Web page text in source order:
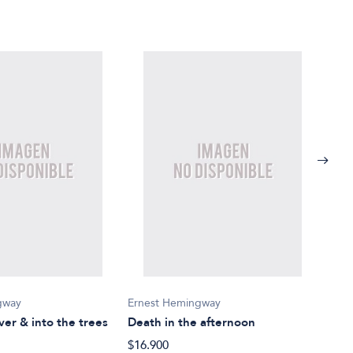
& into the trees
Ernest Hemingway
Death in the afternoon
$16.900